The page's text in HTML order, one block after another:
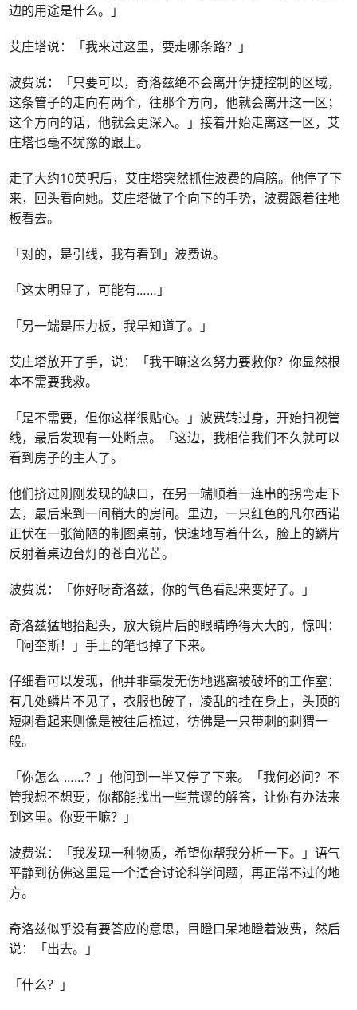
边的用途是什么。」
艾庄塔说：「我来过这里，要走哪条路？」
波费说：「只要可以，奇洛兹绝不会离开伊捷控制的区域，
这条管子的走向有两个，往那个方向，他就会离开这一区；
这个方向的话，他就会更深入。」接着开始走离这一区，艾
庄塔也毫不犹豫的跟上。
走了大约10英呎后，艾庄塔突然抓住波费的肩膀。他停了下
来，回头看向她。艾庄塔做了个向下的手势，波费跟着往地
板看去。
「对的，是引线，我有看到」波费说。
「这太明显了，可能有……」
「另一端是压力板，我早知道了。」
艾庄塔放开了手，说：「我干嘛这么努力要救你？你显然根
本不需要我救。
「是不需要，但你这样很贴心。」波费转过身，开始扫视管
线，最后发现有一处断点。「这边，我相信我们不久就可以
看到房子的主人了。
他们挤过刚刚发现的缺口，在另一端顺着一连串的拐弯走下
去，最后来到一间稍大的房间。里边，一只红色的凡尔西诺
正伏在一张简陋的制图桌前，快速地写着什么，脸上的鳞片
反射着桌边台灯的苍白光芒。
波费说：「你好呀奇洛兹，你的气色看起来变好了。」
奇洛兹猛地抬起头，放大镜片后的眼睛睁得大大的，惊叫：
「阿奎斯！」手上的笔也掉了下来。
仔细看可以发现，他并非毫发无伤地逃离被破坏的工作室：
有几处鳞片不见了，衣服也破了，凌乱的挂在身上，头顶的
短刺看起来则像是被往后梳过，彷佛是一只带刺的刺猬一
般。
「你怎么 ……？」他问到一半又停了下来。「我何必问？不
管我想不想要，你都能找出一些荒谬的解答，让你有办法来
到这里。你要干嘛？」
波费说：「我发现一种物质，希望你帮我分析一下。」语气
平静到彷佛这里是一个适合讨论科学问题，再正常不过的地
方。
奇洛兹似乎没有要答应的意思，目瞪口呆地瞪着波费，然后
说：「出去。」
「什么？」